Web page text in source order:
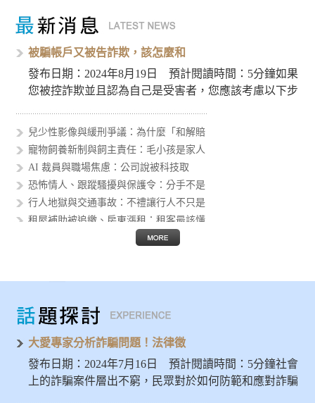
被騙帳戶又被告詐欺，該怎麼和
發布日期：2024年8月19日 預計閱讀時間：5分鐘如果
您被控詐欺並且認為自己是受害者，您應該考慮以下步
兒少性影像與緩刑爭議：為什麼「和解賠
寵物飼養新制與飼主責任：毛小孩是家人
AI 裁員與職場焦慮：公司說被科技取
恐怖情人、跟蹤騷擾與保護令：分手不是
行人地獄與交通事故：不禮讓行人不只是
租屋補助被追繳、房東漲租：租客最該懂
個資外洩後的人生風險：身分證字號、護
發揮大愛精神避免被詐騙，徵信專家示警
女人容易被金錢詐騙？法律徵信專家分析
大愛專家分析詐騙問題！法律徵
發布日期：2024年7月16日 預計閱讀時間：5分鐘社會
上的詐騙案件層出不窮，民眾對於如何防範和應對詐騙